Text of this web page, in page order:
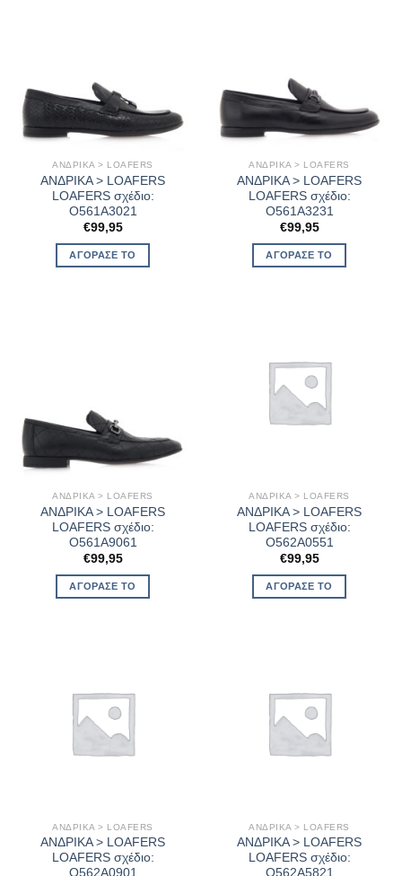
ΑΝΔΡΙΚΑ > LOAFERS
ΑΝΔΡΙΚΑ > LOAFERS
LOAFERS σχέδιο:
O561A3021
€99,95
ΑΓΌΡΑΣΈ ΤΟ
ΑΝΔΡΙΚΑ > LOAFERS
ΑΝΔΡΙΚΑ > LOAFERS
LOAFERS σχέδιο:
O561A3231
€99,95
ΑΓΌΡΑΣΈ ΤΟ
ΑΝΔΡΙΚΑ > LOAFERS
ΑΝΔΡΙΚΑ > LOAFERS
LOAFERS σχέδιο:
O561A9061
€99,95
ΑΓΌΡΑΣΈ ΤΟ
ΑΝΔΡΙΚΑ > LOAFERS
ΑΝΔΡΙΚΑ > LOAFERS
LOAFERS σχέδιο:
O562A0551
€99,95
ΑΓΌΡΑΣΈ ΤΟ
ΑΝΔΡΙΚΑ > LOAFERS
ΑΝΔΡΙΚΑ > LOAFERS
LOAFERS σχέδιο:
O562A0901
ΑΝΔΡΙΚΑ > LOAFERS
ΑΝΔΡΙΚΑ > LOAFERS
LOAFERS σχέδιο:
O562A5821